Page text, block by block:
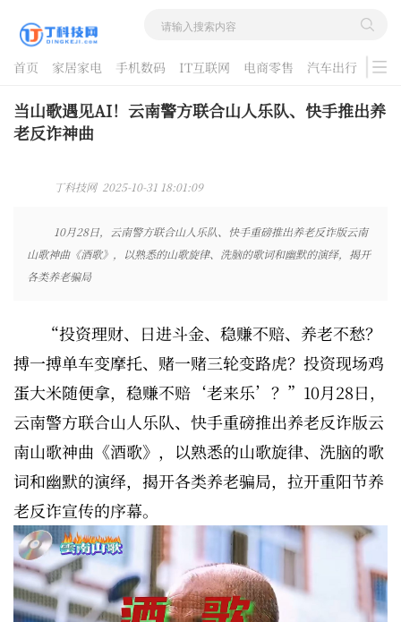
首页 家居家电 手机数码 IT互联网 电商零售 汽车出行
游戏
酷品评测
当山歌遇见AI！云南警方联合山人乐队、快手推出养
老反诈神曲
丁科技网 2025-10-31 18:01:09
10月28日，云南警方联合山人乐队、快手重磅推出养老反诈版云南
山歌神曲《酒歌》，以熟悉的山歌旋律、洗脑的歌词和幽默的演绎，揭开
各类养老骗局
“投资理财、日进斗金、稳赚不赔、养老不愁？
搏一搏单车变摩托、赌一赌三轮变路虎？投资现场鸡
蛋大米随便拿，稳赚不赔‘老来乐’？”10月28日，
云南警方联合山人乐队、快手重磅推出养老反诈版云
南山歌神曲《酒歌》，以熟悉的山歌旋律、洗脑的歌
词和幽默的演绎，揭开各类养老骗局，拉开重阳节养
老反诈宣传的序幕。